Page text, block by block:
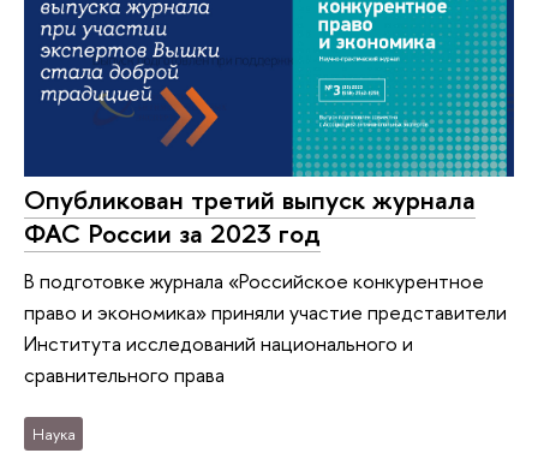
Опубликован третий выпуск журнала
ФАС России за 2023 год
В подготовке журнала «Российское конкурентное
право и экономика» приняли участие представители
Института исследований национального и
сравнительного права
Наука